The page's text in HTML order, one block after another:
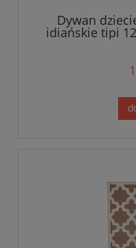
Dywan
idiańskie tipi